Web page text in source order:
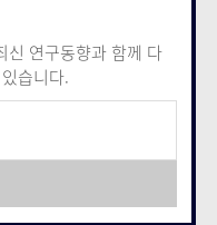
신 연구동향과 함께 다
습니다.